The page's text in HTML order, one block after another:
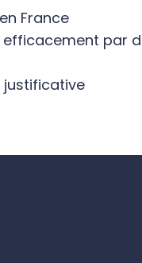
France
par
justificative